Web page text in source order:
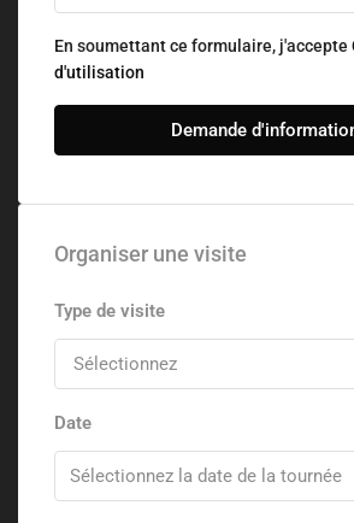
En soumettant ce formulaire, j'accepte
d'utilisation
Demande
Organiser une visite
Type de visite
Sélectionnez
Date